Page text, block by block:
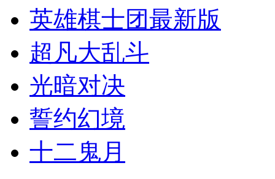
英雄棋士团最新版
超凡大乱斗
光暗对决
誓约幻境
十二鬼月